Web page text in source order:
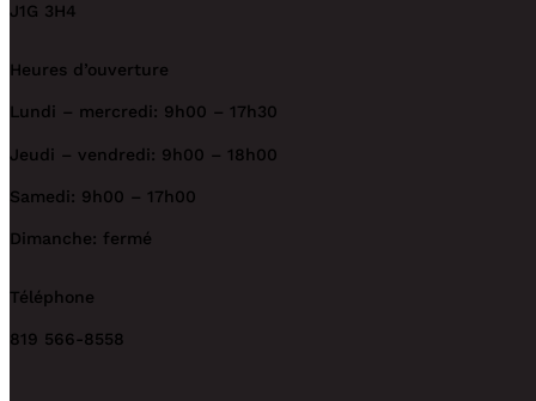
J1G 3H4
Heures d’ouverture
Lundi – mercredi: 9h00 – 17h30
Jeudi – vendredi: 9h00 – 18h00
Samedi: 9h00 – 17h00
Dimanche: fermé
Téléphone
819 566-8558